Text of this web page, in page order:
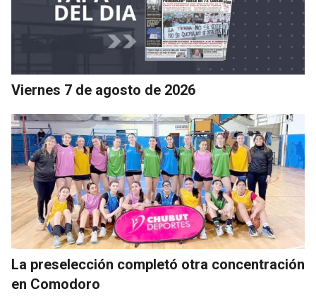
Viernes 7 de agosto de 2026
La preselección completó otra concentración
en Comodoro